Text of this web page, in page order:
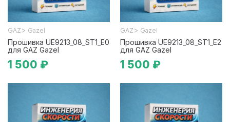
GAZ > Gazel
Прошивка UE9213_08_ST1_E0
для GAZ Gazel
1 500 ₽
GAZ > Gazel
Прошивка UE9213_08_ST1_E2
для GAZ Gazel
1 500 ₽